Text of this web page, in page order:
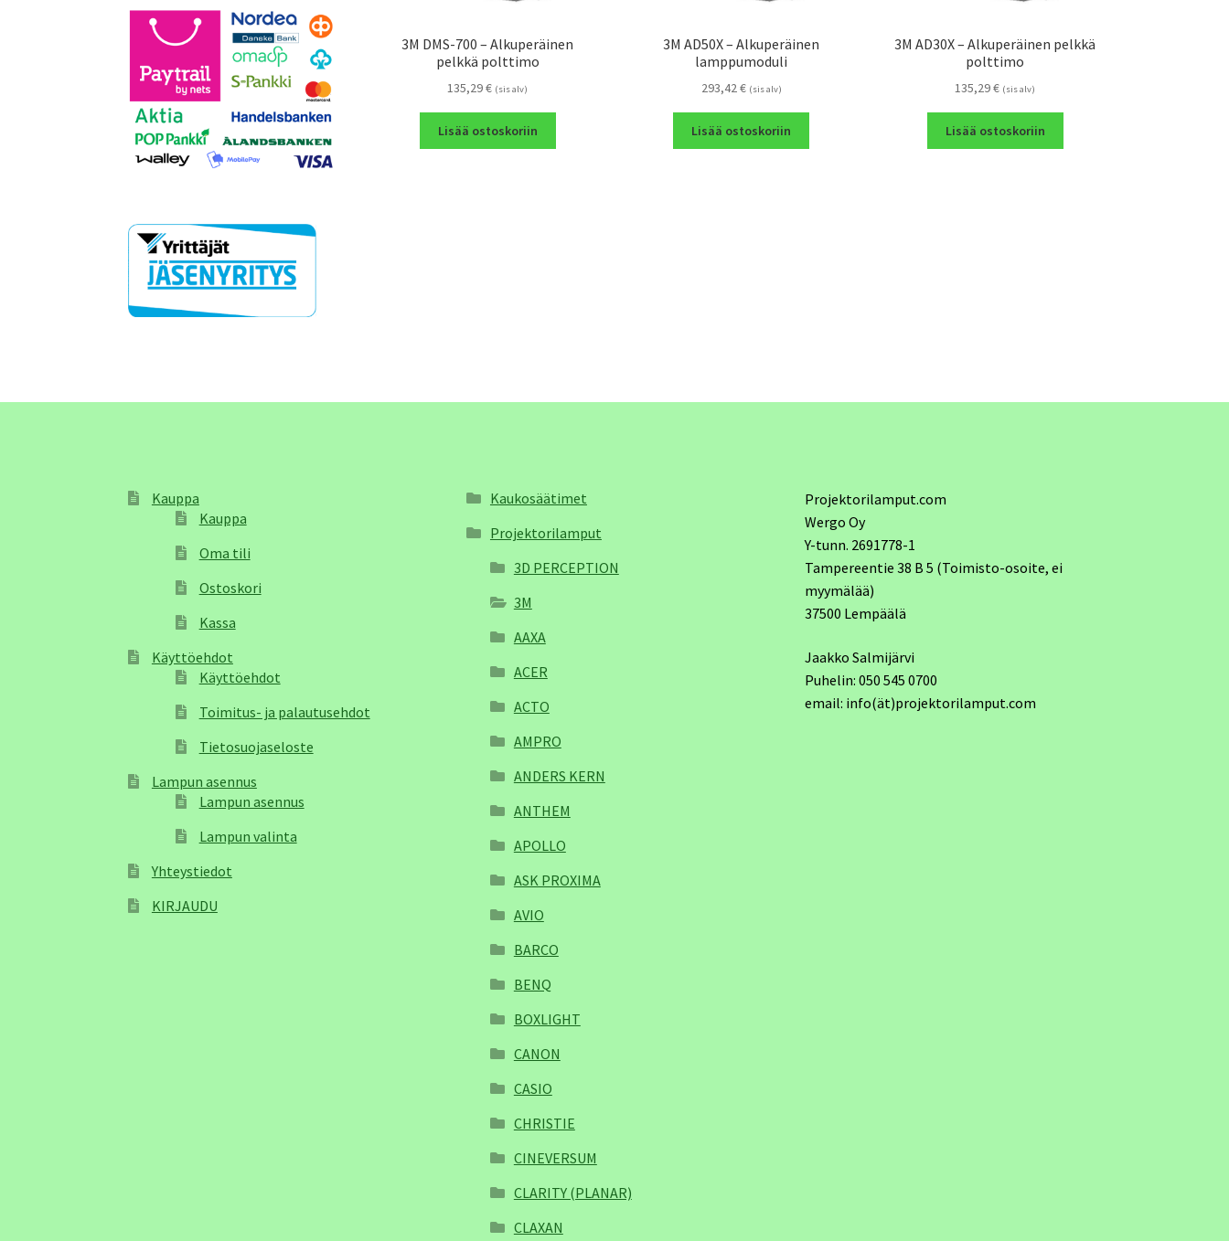
3M DMS-700 – Alkuperäinen
pelkkä polttimo
135,29€ (sis alv)
Lisää ostoskoriin
3M AD50X – Alkuperäinen
lamppumoduli
293,42€ (sis alv)
Lisää ostoskoriin
3M AD30X – Alkuperäinen pelkkä
polttimo
135,29€ (sis alv)
Lisää ostoskoriin
Kauppa
Kauppa
Oma tili
Ostoskori
Kassa
Käyttöehdot
Käyttöehdot
Toimitus- ja palautusehdot
Tietosuojaseloste
Lampun asennus
Lampun asennus
Lampun valinta
Yhteystiedot
KIRJAUDU
Kaukosäätimet
Projektorilamput
3D PERCEPTION
3M
AAXA
ACER
ACTO
AMPRO
ANDERS KERN
ANTHEM
APOLLO
ASK PROXIMA
AVIO
BARCO
BENQ
BOXLIGHT
CANON
CASIO
CHRISTIE
CINEVERSUM
CLARITY (PLANAR)
CLAXAN
Projektorilamput.com
Wergo Oy
Y-tunn. 2691778-1
Tampereentie 38 B 5 (Toimisto-osoite, ei
myymälää)
37500 Lempäälä
Jaakko Salmijärvi
Puhelin: 050 545 0700
email: info(ät)projektorilamput.com